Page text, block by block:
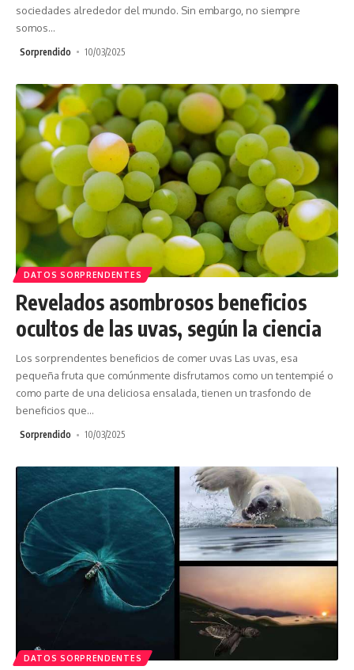
sociedades alrededor del mundo. Sin embargo, no siempre
somos…
Sorprendido 10/03/2025
DATOS SORPRENDENTES
Revelados asombrosos beneficios
ocultos de las uvas, según la ciencia
Los sorprendentes beneficios de comer uvas Las uvas, esa
pequeña fruta que comúnmente disfrutamos como un tentempié o
como parte de una deliciosa ensalada, tienen un trasfondo de
beneficios que…
Sorprendido 10/03/2025
DATOS SORPRENDENTES